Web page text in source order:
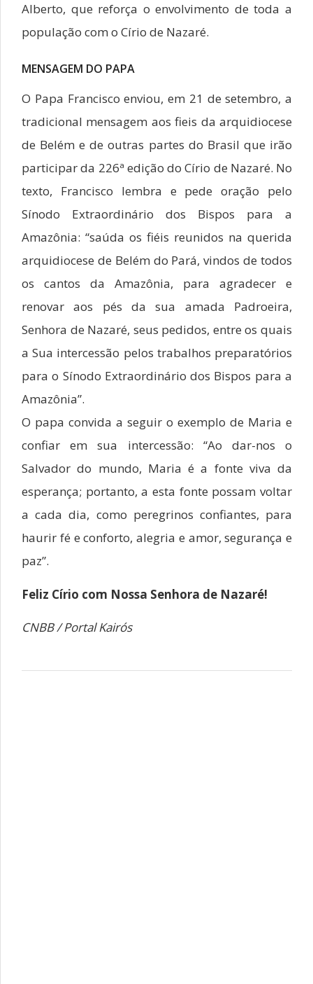
Alberto, que reforça o envolvimento de toda a
população com o Círio de Nazaré.
MENSAGEM DO PAPA
O Papa Francisco enviou, em 21 de setembro, a
tradicional mensagem aos fieis da arquidiocese
de Belém e de outras partes do Brasil que irão
participar da 226ª edição do Círio de Nazaré. No
texto, Francisco lembra e pede oração pelo
Sínodo Extraordinário dos Bispos para a
Amazônia: “saúda os fiéis reunidos na querida
arquidiocese de Belém do Pará, vindos de todos
os cantos da Amazônia, para agradecer e
renovar aos pés da sua amada Padroeira,
Senhora de Nazaré, seus pedidos, entre os quais
a Sua intercessão pelos trabalhos preparatórios
para o Sínodo Extraordinário dos Bispos para a
Amazônia”.
O papa convida a seguir o exemplo de Maria e
confiar em sua intercessão: “Ao dar-nos o
Salvador do mundo, Maria é a fonte viva da
esperança; portanto, a esta fonte possam voltar
a cada dia, como peregrinos confiantes, para
haurir fé e conforto, alegria e amor, segurança e
paz”.
Feliz Círio com Nossa Senhora de Nazaré!
CNBB / Portal Kairós